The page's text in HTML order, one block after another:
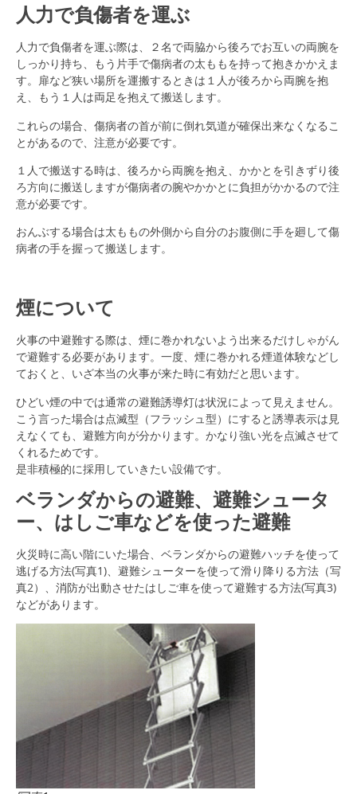
人力で負傷者を運ぶ
人力で負傷者を運ぶ際は、２名で両脇から後ろでお互いの両腕を
しっかり持ち、もう片手で傷病者の太ももを持って抱きかかえま
す。扉など狭い場所を運搬するときは１人が後ろから両腕を抱
え、もう１人は両足を抱えて搬送します。
これらの場合、傷病者の首が前に倒れ気道が確保出来なくなるこ
とがあるので、注意が必要です。
１人で搬送する時は、後ろから両腕を抱え、かかとを引きずり後
ろ方向に搬送しますが傷病者の腕やかかとに負担がかかるので注
意が必要です。
おんぶする場合は太ももの外側から自分のお腹側に手を廻して傷
病者の手を握って搬送します。
煙について
火事の中避難する際は、煙に巻かれないよう出来るだけしゃがん
で避難する必要があります。一度、煙に巻かれる煙道体験などし
ておくと、いざ本当の火事が来た時に有効だと思います。
ひどい煙の中では通常の避難誘導灯は状況によって見えません。
こう言った場合は点滅型（フラッシュ型）にすると誘導表示は見
えなくても、避難方向が分かります。かなり強い光を点滅させて
くれるためです。
是非積極的に採用していきたい設備です。
ベランダからの避難、避難シュータ
ー、はしご車などを使った避難
火災時に高い階にいた場合、ベランダからの避難ハッチを使って
逃げる方法(写真1)、避難シューターを使って滑り降りる方法（写
真2）、消防が出動させたはしご車を使って避難する方法(写真3)
などがあります。